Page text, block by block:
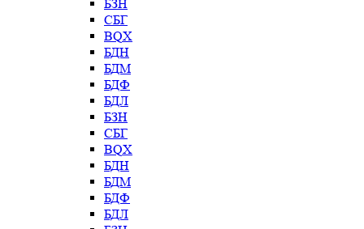
БЗН
СБГ
BQX
БДН
БДМ
БДФ
БДЛ
БЗН
СБГ
BQX
БДН
БДМ
БДФ
БДЛ